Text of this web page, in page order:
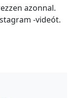
azonnal.
-videót.